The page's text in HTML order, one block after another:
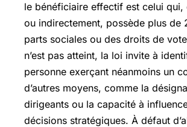
le bénéficiaire effectif est celui qui,
ou indirectement, possède plus de
parts sociales ou des droits de
n’est pas atteint, la loi invite à
personne exerçant néanmoins un
d’autres moyens, comme la
dirigeants ou la capacité à
décisions stratégiques. À défaut